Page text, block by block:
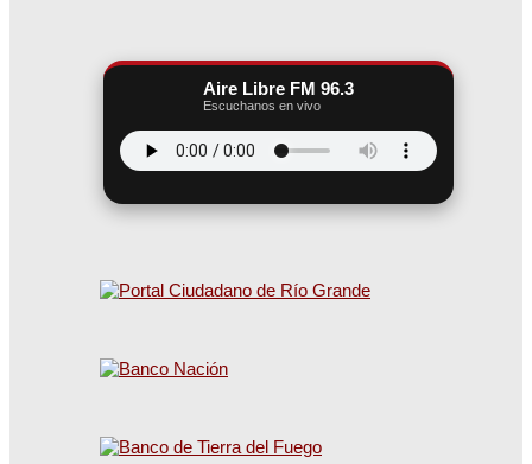
Aire Libre FM 96.3
Escuchanos en vivo